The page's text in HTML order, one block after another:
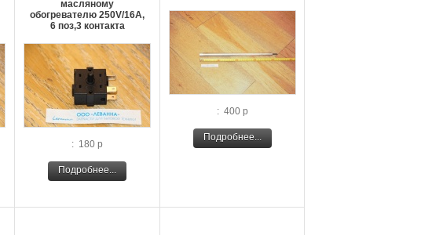
масляному
обогревателю 250V/16A,
6 поз,3 контакта
: 180 р
Подробнее...
: 400 р
Подробнее...